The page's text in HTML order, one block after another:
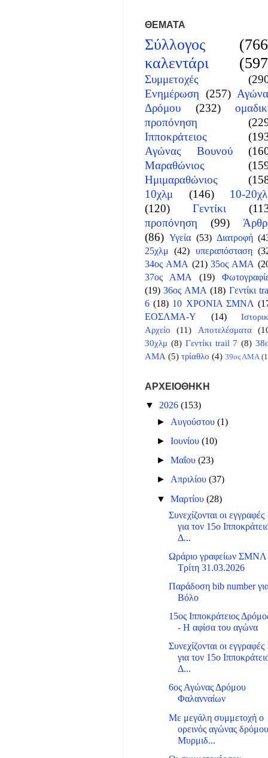
ΘΕΜΑΤΑ
Σύλλογος
καλεντάρι
Συμμετοχές
Ενημέρωση (257)
Δρόμου
(232)
προπόνηση
Ιπποκράτειος
Αγώνας Βουνού
Μαραθώνιος
Ημιμαραθώνιος
10χλμ
(146)
10-
(120)
Γεντίκι
προπόνηση
(99)
(86) Υγεία (53) Διατροφή
25χλμ (42) υπεραπόσταση
34ος ΑΜΑ (21) 35ος ΑΜΑ
37ος ΑΜΑ
(19)
(19) 36ος ΑΜΑ (18) Γεντίκι
6 (18) 10 ΧΡΟΝΙΑ ΣΜΝΛ
ΕΟΣΛΜΑ-Υ
(14)
Αρχείο
(11) Αποτελέσματα
30χλμ (8) Γεντίκι trail 7 (8)
ΑΜΑ (5) τρίαθλο (4) 39ος ΑΜΑ
ΑΡΧΕΙΟΘΗΚΗ
▼ 2026 (153)
► Αυγούστου(1)
►Ιουνίου(10)
►Μαΐου(23)
► Απριλίου(37)
▼Μαρτίου(28)
Συνεχίζονται οι εγγραφές
για τον 15ο
Δ...
Ωράριο γραφείων ΣΜΝΛ
Τρίτη 31.03.2026
Παράδοση bib number
Βόλο
15ος Ιπποκράτειος
- Η αφίσα του αγώνα
Συνεχίζονται οι εγγραφές
για τον 15ο
Δ...
6ος Αγώνας Δρόμου
Φαλανναίων
Με μεγάλη συμμετοχή ο
ορεινός αγώνας δρόμου
Μυρμιδ...